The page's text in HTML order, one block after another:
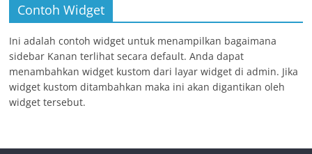
Contoh Widget
Ini adalah contoh widget untuk menampilkan bagaimana
sidebar Kanan terlihat secara default. Anda dapat
menambahkan widget kustom dari layar widget di admin. Jika
widget kustom ditambahkan maka ini akan digantikan oleh
widget tersebut.